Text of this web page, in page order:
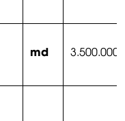
md 3.500.000